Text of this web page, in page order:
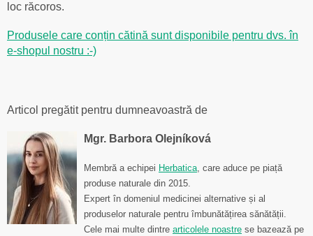
loc răcoros.
Produsele care conțin cătină sunt disponibile pentru dvs. în
e-shopul nostru :-)
Articol pregătit pentru dumneavoastră de
Mgr. Barbora Olejníková
Membră a echipei Herbatica, care aduce pe piață
produse naturale din 2015.
Expert în domeniul medicinei alternative și al
produselor naturale pentru îmbunătățirea sănătății.
Cele mai multe dintre articolele noastre se bazează pe